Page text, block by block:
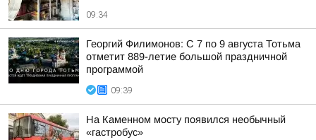
09:34
Георгий Филимонов: С 7 по 9 августа Тотьма
отметит 889-летие большой праздничной
программой
09:39
На Каменном мосту появился необычный
«гастробус»